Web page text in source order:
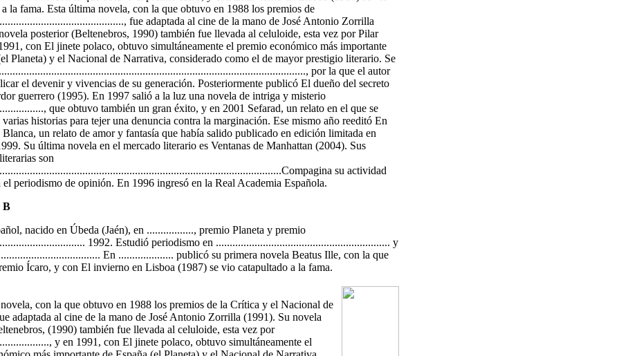
la fama. Esta última novela, con la que obtuvo en 1988 los premios de
fue adaptada al cine de la mano de José Antonio Zorrilla
posterior (Beltenebros, 1990) también fue llevada al celuloide, esta vez por Pilar
con El jinete polaco, obtuvo simultáneamente el premio económico más importante
Planeta) y el Nacional de Narrativa, considerado como el de mayor prestigio literario. Se
por la que el autor
el devenir y vivencias de su generación. Posteriormente publicó El dueño del secreto
guerrero (1995). En 1997 salió a la luz una novela de intriga y misterio
que obtuvo también un gran éxito, y en 2001 Sefarad, un relato en el que se
varias historias para tejer una denuncia contra la marginación. Ese mismo año reeditó En
Blanca, un relato de amor y fantasía que había salido publicado en edición limitada en
Su última novela en el mercado literario es Ventanas de Manhattan (2004). Sus
son
su actividad
el periodismo de opinión. En 1996 ingresó en la Real Academia Española.
B
nacido en Úbeda (Jaén), en ................., premio Planeta y premio
1992. Estudió periodismo en ............................................................... y
En .................... publicó su primera novela Beatus Ille, con la que
Ícaro, y con El invierno en Lisboa (1987) se vio catapultado a la fama.
con la que obtuvo en 1988 los premios de la Crítica y el Nacional de
adaptada al cine de la mano de José Antonio Zorrilla (1991). Su novela
(1990) también fue llevada al celuloide, esta vez por
y en 1991, con El jinete polaco, obtuvo simultáneamente el